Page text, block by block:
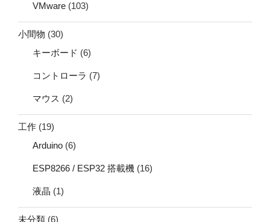
VMware (103)
小間物 (30)
キーボード (6)
コントローラ (7)
マウス (2)
工作 (19)
Arduino (6)
ESP8266 / ESP32 搭載機 (16)
液晶 (1)
未分類 (6)